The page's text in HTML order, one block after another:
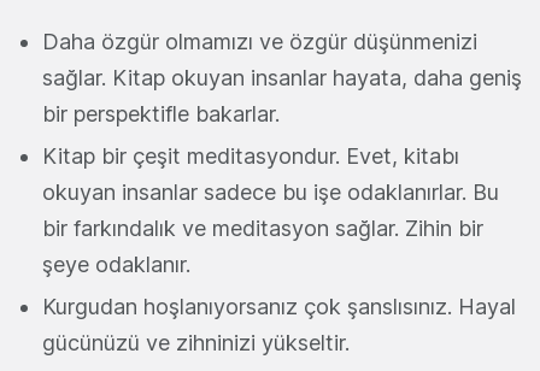
Daha özgür olmamızı ve özgür düşünmenizi
sağlar. Kitap okuyan insanlar hayata, daha geniş
bir perspektifle bakarlar.
Kitap bir çeşit meditasyondur. Evet, kitabı
okuyan insanlar sadece bu işe odaklanırlar. Bu
bir farkındalık ve meditasyon sağlar. Zihin bir
şeye odaklanır.
Kurgudan hoşlanıyorsanız çok şanslısınız. Hayal
gücünüzü ve zihninizi yükseltir.